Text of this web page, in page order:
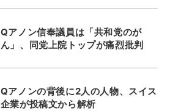
Qアノン信奉議員は「共和党のが
ん」、同党上院トップが痛烈批判
Qアノンの背後に2人の人物、スイス
企業が投稿文から解析